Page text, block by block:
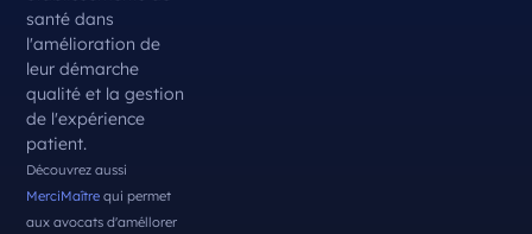
santé dans
l'amélioration de
leur démarche
qualité et la gestion
de l'expérience
patient.
Découvrez aussi
MerciMaîtrequi permet
aux avocats d'améllorer